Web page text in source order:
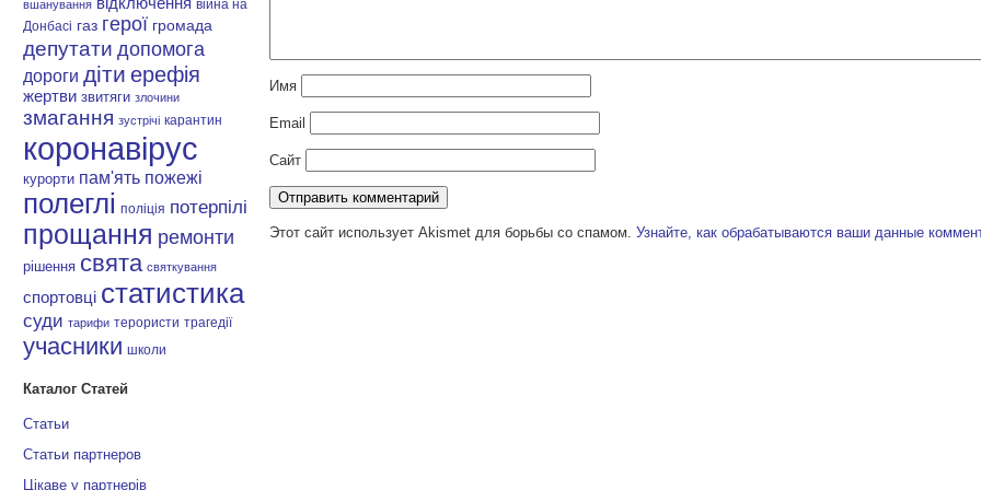
вшанування
війна на
Донбасі газ герої громада
депутати допомога
дороги діти ерефія
жертви звитяги злочини
змагання зустрічі карантин
коронавірус
курорти пам'ять пожежі
полеглі поліція потерпілі
прощання ремонти
рішення свята святкування
спортовці статистика
суди тарифи терористи трагедії
учасники школи
Каталог Статей
Статьи
Статьи партнеров
Цікаве у партнерів
Имя
Email
Сайт
Этот сайт использует Akismet для борьбы со спамом.Узнайте, как обрабатываются ваши данные